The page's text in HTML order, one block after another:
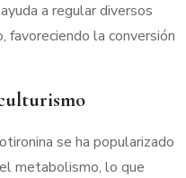
a regular diversos
favoreciendo la conversión
se ha popularizado
metabolismo, lo que